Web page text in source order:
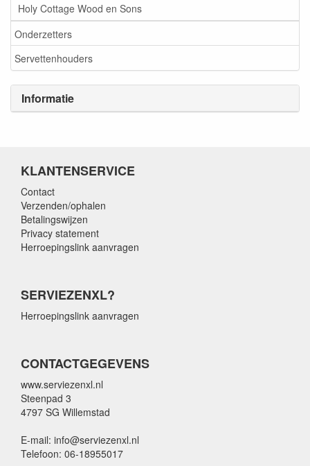
Holy Cottage Wood en Sons
Onderzetters
Servettenhouders
Informatie
KLANTENSERVICE
Contact
Verzenden/ophalen
Betalingswijzen
Privacy statement
Herroepingslink aanvragen
SERVIEZENXL?
Herroepingslink aanvragen
CONTACTGEGEVENS
www.serviezenxl.nl
Steenpad 3
4797 SG Willemstad
E-mail: info@serviezenxl.nl
Telefoon: 06-18955017